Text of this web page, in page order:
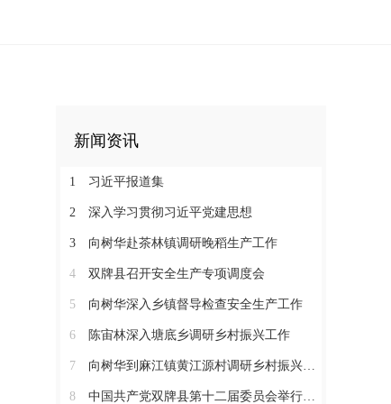
新闻资讯
1 习近平报道集
2 深入学习贯彻习近平党建思想
3 向树华赴茶林镇调研晚稻生产工作
4 双牌县召开安全生产专项调度会
5 向树华深入乡镇督导检查安全生产工作
6 陈宙林深入塘底乡调研乡村振兴工作
7 向树华到麻江镇黄江源村调研乡村振兴工作
8 中国共产党双牌县第十二届委员会举行第一次全体会议